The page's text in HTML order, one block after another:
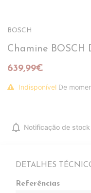
BOSCH
Chamine BOSCH
639,99€
Indisponível De
notifications Notificação de stock
DETALHES
Referências